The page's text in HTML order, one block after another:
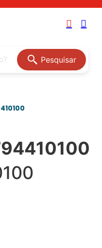
Pesquisar